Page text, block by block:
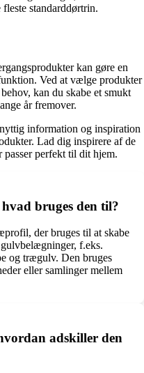
standarddørtrin.
kan gøre en
Ved at vælge produkter
kan du skabe et smukt
år fremover.
information og inspiration
Lad dig inspirere af de
passer perfekt til dit hjem.
bruges den til?
der bruges til at skabe
f.eks.
og trægulv. Den bruges
eller samlinger mellem
adskiller den